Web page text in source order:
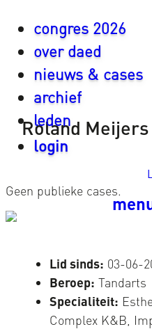
congres 2026
over daed
nieuws & cases
archief
leden
login
Roland Meijers
Geen publieke cases.
Lid sinds: 03-06-
Beroep: Tandarts
Specialiteit:
Complex K&B,